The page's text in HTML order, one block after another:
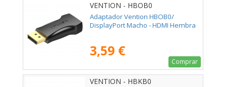
VENTION - HBOB0
Adaptador Vention HBOB0/
DisplayPort Macho - HDMI Hembra
3,59 €
Comprar
VENTION - HBKB0